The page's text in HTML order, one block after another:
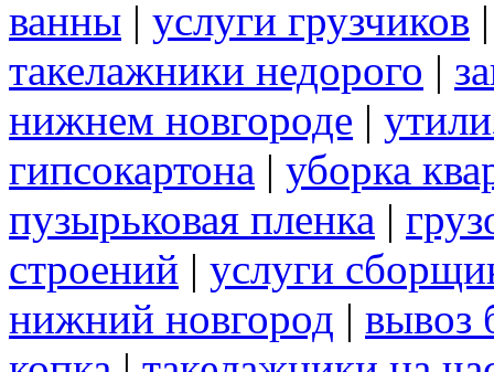
ванны | услуги грузчиков
такелажники недорого |
нижнем новгороде |
гипсокартона | уборка
пузырьковая пленка |
строений | услуги
нижний новгород | вывоз